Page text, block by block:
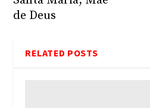
de Deus
RELATED POSTS